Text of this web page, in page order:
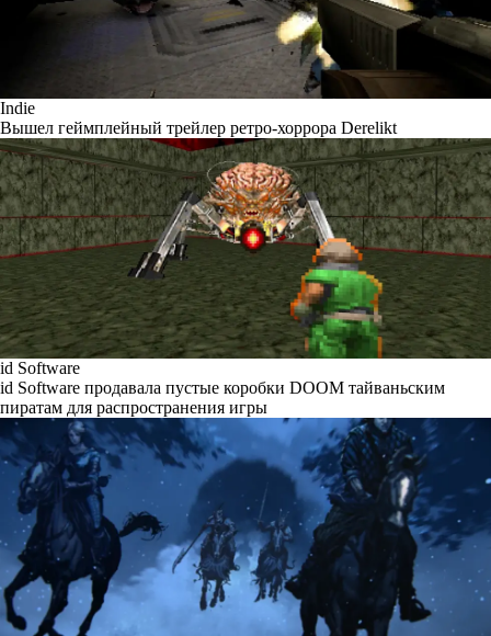
Indie
Вышел геймплейный трейлер ретро-хоррора Derelikt
id Software
id Software продавала пустые коробки DOOM тайваньским
пиратам для распространения игры